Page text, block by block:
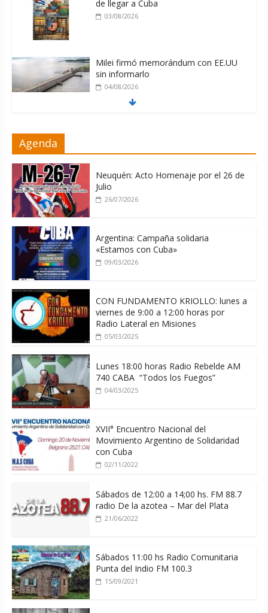
de llegar a Cuba
03/08/2026
Milei firmó memorándum con EE.UU
sin informarlo
04/08/2026
04/08/2026
Agenda
Neuquén: Acto Homenaje por el 26 de
Julio
26/07/2026
Argentina: Campaña solidaria
«Estamos con Cuba»
09/03/2026
CON FUNDAMENTO KRIOLLO: lunes a
viernes de 9:00 a 12:00 horas por
Radio Lateral en Misiones
05/03/2025
Lunes 18:00 horas Radio Rebelde AM
740 CABA “Todos los Fuegos”
04/03/2025
XVII° Encuentro Nacional del
Movimiento Argentino de Solidaridad
con Cuba
02/11/2022
Sábados de 12:00 a 14;00 hs. FM 88.7
radio De la azotea – Mar del Plata
21/06/2022
Sábados 11:00 hs Radio Comunitaria
Punta del Indio FM 100.3
15/09/2021